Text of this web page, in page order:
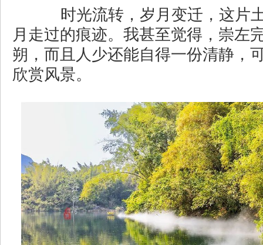
时光流转，岁月变迁，这片
月走过的痕迹。我甚至觉得，崇左
朔，而且人少还能自得一份清静，
欣赏风景。